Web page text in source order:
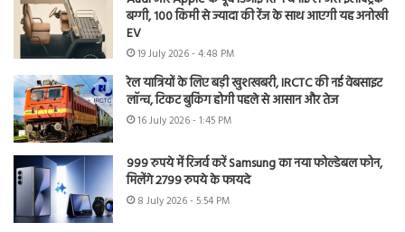
बग्गी, 100 किमी से ज्यादा की रेंज के साथ आएगी यह अनोखी
EV
19 July 2026 - 4:48 PM
रेल यात्रियों के लिए बड़ी खुशखबरी, IRCTC की नई वेबसाइट
लॉन्च, टिकट बुकिंग होगी पहले से आसान और तेज
16 July 2026 - 1:45 PM
999 रुपये में रिजर्व करें Samsung का नया फोल्डेबल फोन,
मिलेंगे 2799 रुपये के फायदे
8 July 2026 - 5:54 PM